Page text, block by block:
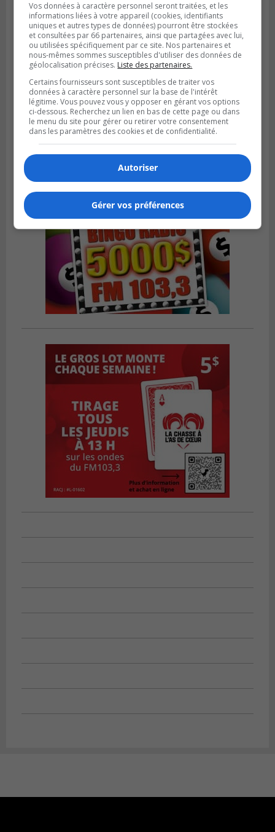
VIEUX-LONGUEUIL
Publié le 31 juillet 2026 à 14h20
Le RTL dévoile sa nouvelle flotte de
transport adapté
Vos données à caractère personnel seront traitées, et les
informations liées à votre appareil (cookies, identifiants
uniques et autres types de données) pourront être stockées
et consultées par 66 partenaires, ainsi que partagées avec lui,
ou utilisées spécifiquement par ce site. Nos partenaires et
nous-mêmes sommes susceptibles d'utiliser des données de
géolocalisation précises. Liste des partenaires.
Certains fournisseurs sont susceptibles de traiter vos
données à caractère personnel sur la base de l'intérêt
légitime. Vous pouvez vous y opposer en gérant vos options
ci-dessous. Recherchez un lien en bas de cette page ou dans
le menu du site pour gérer ou retirer votre consentement
dans les paramètres des cookies et de confidentialité.
Autoriser
Gérer vos préférences